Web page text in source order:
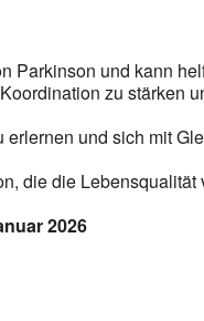
Parkinson und kann
zu stärken
und sich mit
die die Lebensqualität
2026